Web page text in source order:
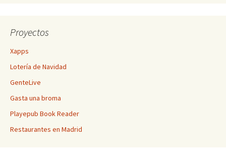
Proyectos
Xapps
Lotería de Navidad
GenteLive
Gasta una broma
Playepub Book Reader
Restaurantes en Madrid